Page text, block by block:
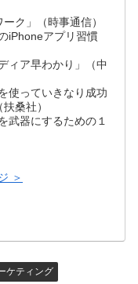
ク」（時事通信）
iPhoneアプリ習慣
ィア早わかり」（中
使っていきなり成功
桑社）
武器にするための１
＞
ケティング